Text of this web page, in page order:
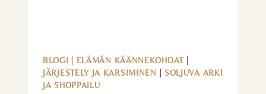
BLOGI ELÄMÄN KÄÄNNEKOHDAT|
JÄRJESTELY JA KARSIMINEN
SOLJUVA ARKI
JA SHOPPAILU